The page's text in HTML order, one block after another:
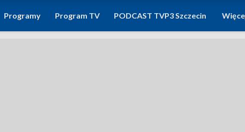
Programy Program TV PODCAST TVP3 Szczecin